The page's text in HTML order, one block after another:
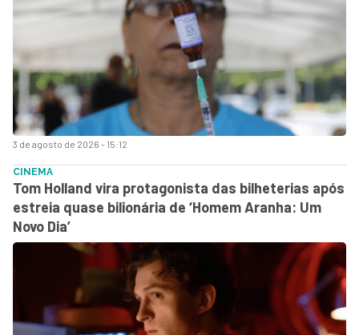
3 de agosto de 2026 - 15:12
CINEMA
Tom Holland vira protagonista das bilheterias após
estreia quase bilionária de ‘Homem Aranha: Um
Novo Dia’